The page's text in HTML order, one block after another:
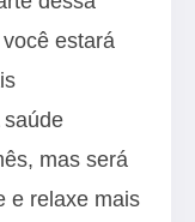
estará
mas será
e relaxe mais